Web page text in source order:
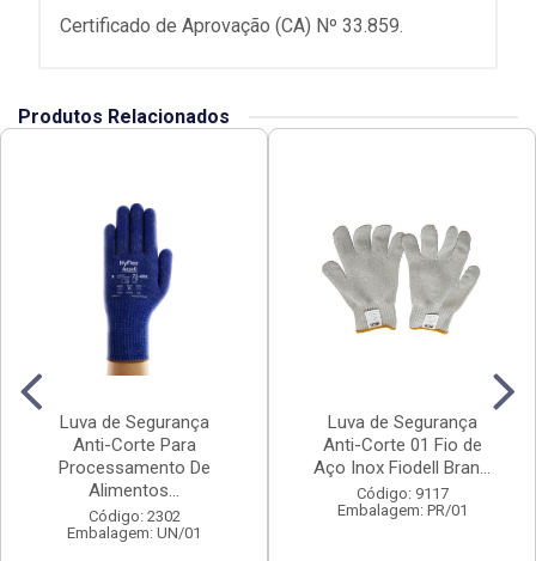
Certificado de Aprovação (CA) Nº 33.859.
Produtos Relacionados
Luva de Segurança
Anti-Corte Para
Processamento De
Alimentos...
Código: 2302
Embalagem: UN/01
Luva de Segurança
Anti-Corte 01 Fio de
Aço Inox Fiodell Bran...
Código: 9117
Embalagem: PR/01